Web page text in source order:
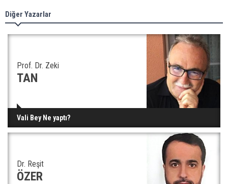
Diğer Yazarlar
Prof. Dr. Zeki
TAN
Vali Bey Ne yaptı?
Dr. Reşit
ÖZER